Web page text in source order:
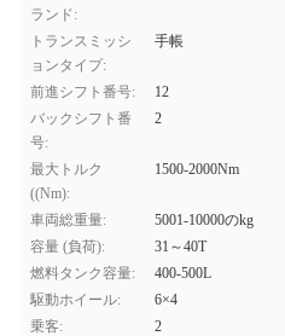
ランド:
トランスミッシ
ョンタイプ:
手帳
前進シフト番号:
12
バックシフト番
号:
2
最大トルク
((Nm):
1500-2000Nm
車両総重量:
5001-10000のkg
容量 (負荷):
31～40T
燃料タンク容量:
400-500L
駆動ホイール:
6×4
乗客:
2